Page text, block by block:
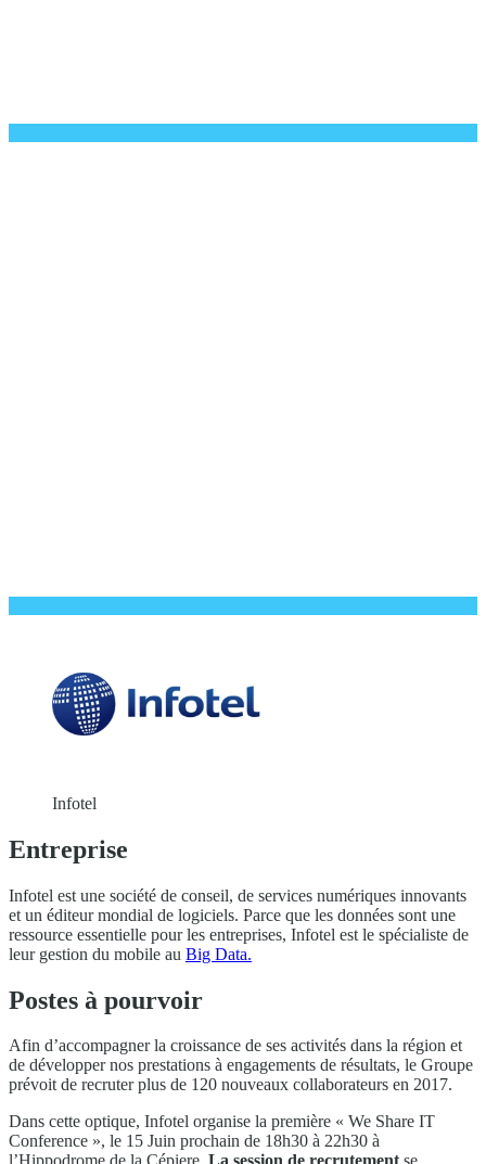
Infotel
Entreprise
Infotel est une société de conseil, de services numériques innovants
et un éditeur mondial de logiciels. Parce que les données sont une
ressource essentielle pour les entreprises, Infotel est le spécialiste de
leur gestion du mobile au Big Data.
Postes à pourvoir
Afin d’accompagner la croissance de ses activités dans la région et
de développer nos prestations à engagements de résultats, le Groupe
prévoit de recruter plus de 120 nouveaux collaborateurs en 2017.
Dans cette optique, Infotel organise la première « We Share IT
Conference », le 15 Juin prochain de 18h30 à 22h30 à